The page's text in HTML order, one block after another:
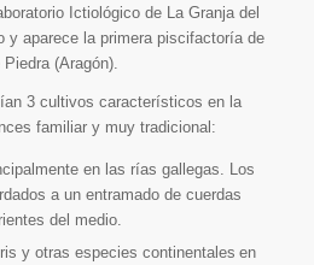
Ictiológico de La Granja del
y aparece la primera piscifactoría de
(Aragón).
3 cultivos característicos en la
familiar y muy tradicional:
en las rías gallegas. Los
a un entramado de cuerdas
del medio.
y otras especies continentales en